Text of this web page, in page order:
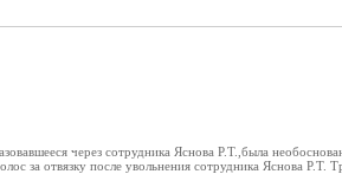
через сотрудника Яснова Р.Т.,была
за отвязку после увольнения сотрудника Яснова